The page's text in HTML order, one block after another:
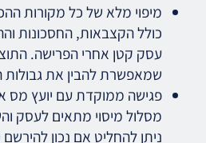
מיפוי מלא של כל מקורות
כולל הקצבאות, החסכונות
עסק קטן אחרי הפרישה.
שמאפשרת להבין את גבולות
פגישה ממוקדת עם יועץ מס
מסלול מיסוי מתאים לעסק
ניתן להחליט אם נכון